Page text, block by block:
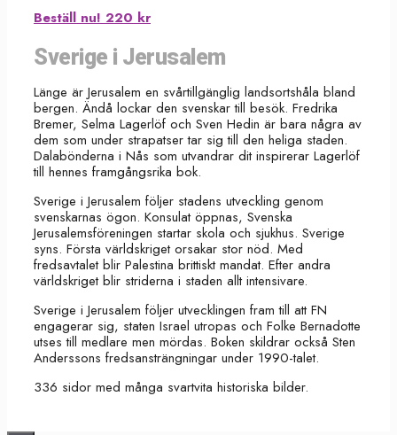
Beställ nu! 220 kr
Sverige i Jerusalem
Länge är Jerusalem en svårtillgänglig landsortshåla bland
bergen. Ändå lockar den svenskar till besök. Fredrika
Bremer, Selma Lagerlöf och Sven Hedin är bara några av
dem som under strapatser tar sig till den heliga staden.
Dalabönderna i Nås som utvandrar dit inspirerar Lagerlöf
till hennes framgångsrika bok.
Sverige i Jerusalem följer stadens utveckling genom
svenskarnas ögon. Konsulat öppnas, Svenska
Jerusalemsföreningen startar skola och sjukhus. Sverige
syns. Första världskriget orsakar stor nöd. Med
fredsavtalet blir Palestina brittiskt mandat. Efter andra
världskriget blir striderna i staden allt intensivare.
Sverige i Jerusalem följer utvecklingen fram till att FN
engagerar sig, staten Israel utropas och Folke Bernadotte
utses till medlare men mördas. Boken skildrar också Sten
Anderssons fredsansträngningar under 1990-talet.
336 sidor med många svartvita historiska bilder.